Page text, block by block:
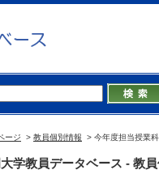
ージ > 教員個別情報 > 今年度担当授業
学教員データベース - 教